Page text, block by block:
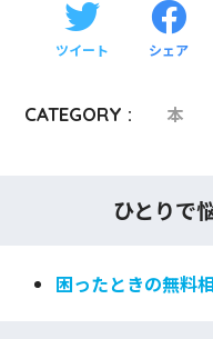
ツイート シェア
CATEGORY : 本
ひとりで
困ったときの無料